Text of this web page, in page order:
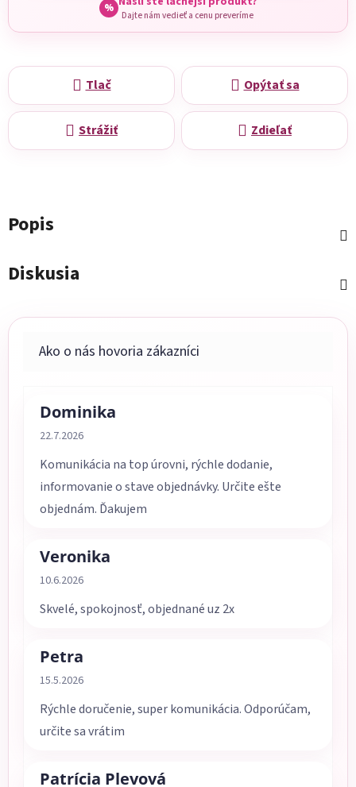
%
Dajte nám vedieť a cenu preveríme
Tlač Opýtať sa
Strážiť Zdieľať
Popis
Diskusia
Dominika
Hodnotenie obchodu je 5 z 5 hviezdičiek.
22.7.2026
Komunikácia na top úrovni, rýchle dodanie,
informovanie o stave objednávky. Určite ešte
objednám. Ďakujem
Veronika
Hodnotenie obchodu je 5 z 5 hviezdičiek.
10.6.2026
Skvelé, spokojnosť, objednané uz 2x
Petra
Hodnotenie obchodu je 5 z 5 hviezdičiek.
15.5.2026
Rýchle doručenie, super komunikácia. Odporúčam,
určite sa vrátim
Patrícia Plevová